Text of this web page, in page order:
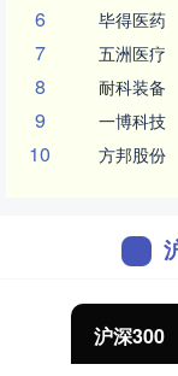
6 毕得医药
7 五洲医疗
8 耐科装备
9 一博科技
10 方邦股份
沪深300